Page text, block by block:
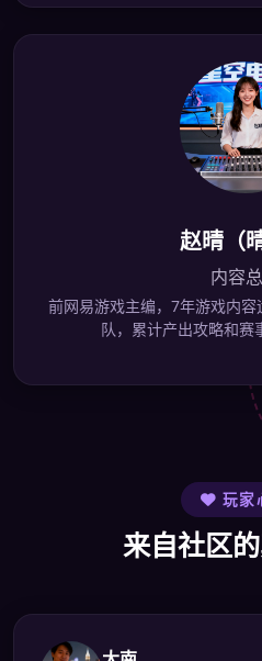
赵晴（
内容
前网易游戏主编，7年游戏内
队，累计产出攻略和赛
玩家
来自社区